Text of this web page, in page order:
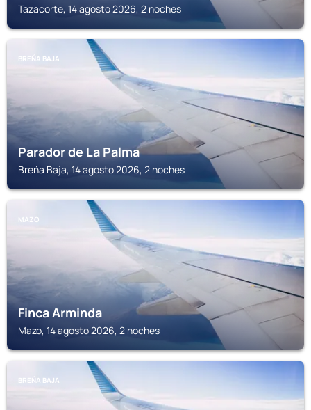
Tazacorte, 14 agosto 2026, 2 noches
BREŃA BAJA
Parador de La Palma
Breńa Baja, 14 agosto 2026, 2 noches
MAZO
Finca Arminda
Mazo, 14 agosto 2026, 2 noches
BREŃA BAJA